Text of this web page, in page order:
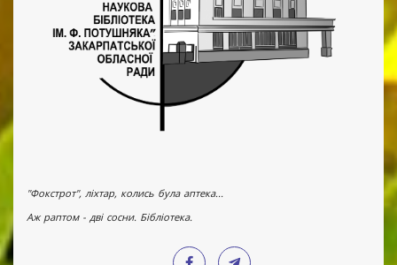
"Фокстрот", ліхтар, колись була аптека...
Аж раптом - дві сосни. Бібліотека.